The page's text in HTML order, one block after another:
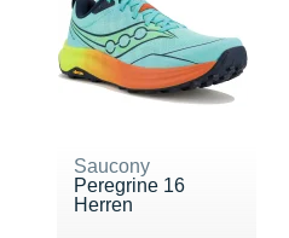
Saucony
Peregrine 16
Herren